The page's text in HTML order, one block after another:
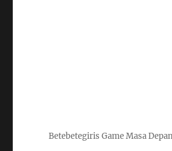
Betebetegiris Game Masa